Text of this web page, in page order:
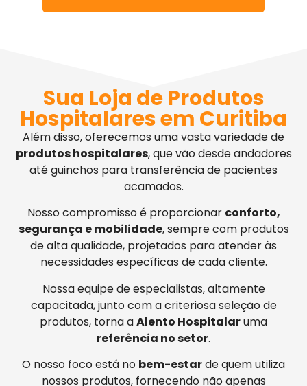
Sua Loja de Produtos
Hospitalares em Curitiba
Além disso, oferecemos uma vasta variedade de
produtos hospitalares, que vão desde andadores
até guinchos para transferência de pacientes
acamados.
Nosso compromisso é proporcionar conforto,
segurança e mobilidade, sempre com produtos
de alta qualidade, projetados para atender às
necessidades específicas de cada cliente.
Nossa equipe de especialistas, altamente
capacitada, junto com a criteriosa seleção de
produtos, torna aAlento Hospitalaruma
referência no setor.
O nosso foco está no bem-estarde quem utiliza
nossos produtos, fornecendo não apenas